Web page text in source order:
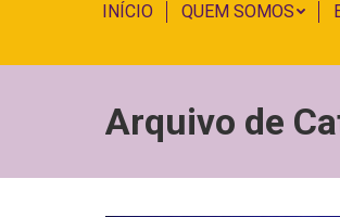
INÍCIO QUEM SOMOS
Arquivo de